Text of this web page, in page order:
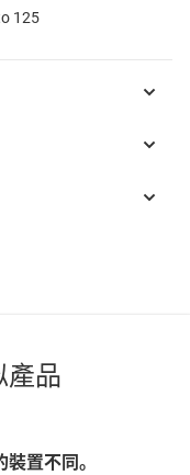
125
產品
置不同。